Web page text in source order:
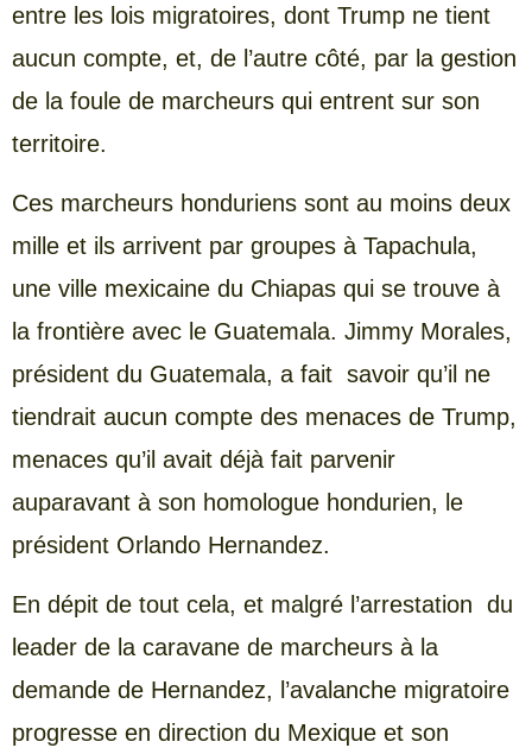
entre les lois migratoires, dont Trump ne tient
aucun compte, et, de l’autre côté, par la gestion
de la foule de marcheurs qui entrent sur son
territoire.
Ces marcheurs honduriens sont au moins deux
mille et ils arrivent par groupes à Tapachula,
une ville mexicaine du Chiapas qui se trouve à
la frontière avec le Guatemala. Jimmy Morales,
président du Guatemala, a fait savoir qu’il ne
tiendrait aucun compte des menaces de Trump,
menaces qu’il avait déjà fait parvenir
auparavant à son homologue hondurien, le
président Orlando Hernandez.
En dépit de tout cela, et malgré l’arrestation du
leader de la caravane de marcheurs à la
demande de Hernandez, l’avalanche migratoire
progresse en direction du Mexique et son